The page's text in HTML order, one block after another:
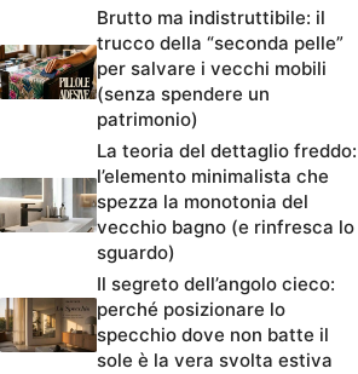
Brutto ma indistruttibile: il
trucco della “seconda pelle”
per salvare i vecchi mobili
(senza spendere un
patrimonio)
La teoria del dettaglio freddo:
l’elemento minimalista che
spezza la monotonia del
vecchio bagno (e rinfresca lo
sguardo)
Il segreto dell’angolo cieco:
perché posizionare lo
specchio dove non batte il
sole è la vera svolta estiva